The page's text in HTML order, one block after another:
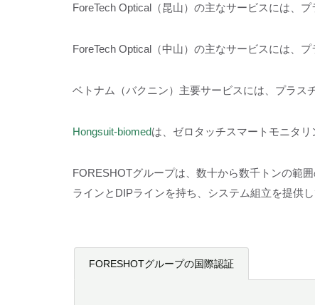
ForeTech Optical（昆山）の主なサービスには、
ForeTech Optical（中山）の主なサービスには、
ベトナム（バクニン）主要サービスには、プラス
Hongsuit-biomedは、ゼロタッチスマートモニタ
FORESHOTグループは、数十から数千トンの範
ラインとDIPラインを持ち、システム組立を提供
FORESHOTグループの国際認証